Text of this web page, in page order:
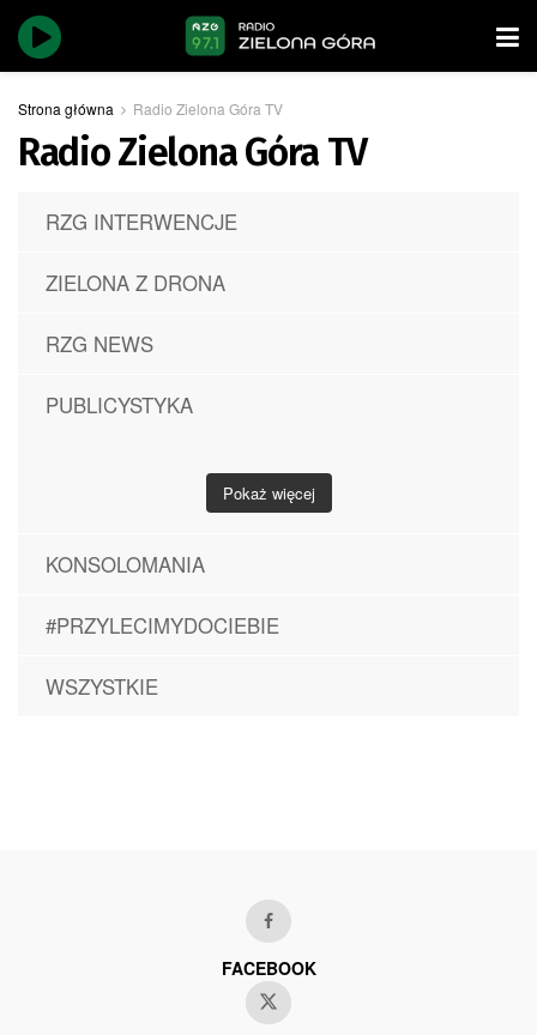
Strona główna Radio Zielona Góra TV
Radio Zielona Góra TV
RZG INTERWENCJE
ZIELONA Z DRONA
RZG NEWS
PUBLICYSTYKA
Pokaż więcej
KONSOLOMANIA
#PRZYLECIMYDOCIEBIE
WSZYSTKIE
FACEBOOK